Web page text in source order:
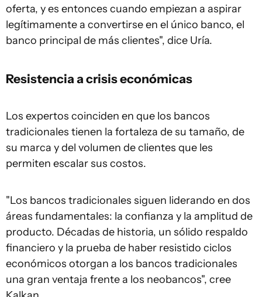
oferta, y es entonces cuando empiezan a aspirar
legítimamente a convertirse en el único banco, el
banco principal de más clientes", dice Uría.
Resistencia a crisis económicas
Los expertos coinciden en que los bancos
tradicionales tienen la fortaleza de su tamaño, de
su marca y del volumen de clientes que les
permiten escalar sus costos.
"Los bancos tradicionales siguen liderando en dos
áreas fundamentales: la confianza y la amplitud de
producto. Décadas de historia, un sólido respaldo
financiero y la prueba de haber resistido ciclos
económicos otorgan a los bancos tradicionales
una gran ventaja frente a los neobancos", cree